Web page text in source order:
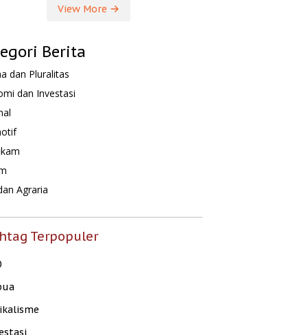
View More
Berita
dan Pluralitas
dan Investasi
Agraria
Terpopuler